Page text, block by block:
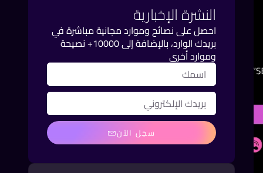
النشرة الإخبارية
احصل على نصائح وموارد مجانية مباشرة في
بريدك الوارد، بالإضافة إلى 10000+ نصيحة
وموارد أخرى
سجل الآن